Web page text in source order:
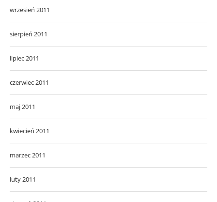
wrzesień 2011
sierpień 2011
lipiec 2011
czerwiec 2011
maj 2011
kwiecień 2011
marzec 2011
luty 2011